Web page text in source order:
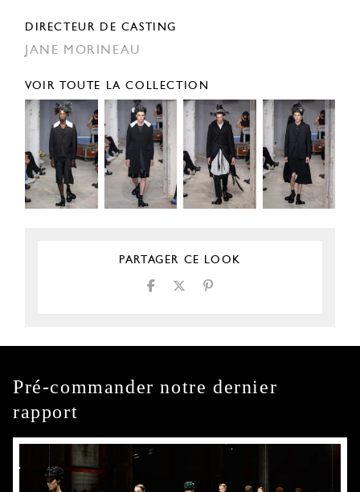
DIRECTEUR DE CASTING
JANE MORINEAU
VOIR TOUTE LA COLLECTION
PARTAGER CE LOOK
Pré-commander notre dernier
rapport